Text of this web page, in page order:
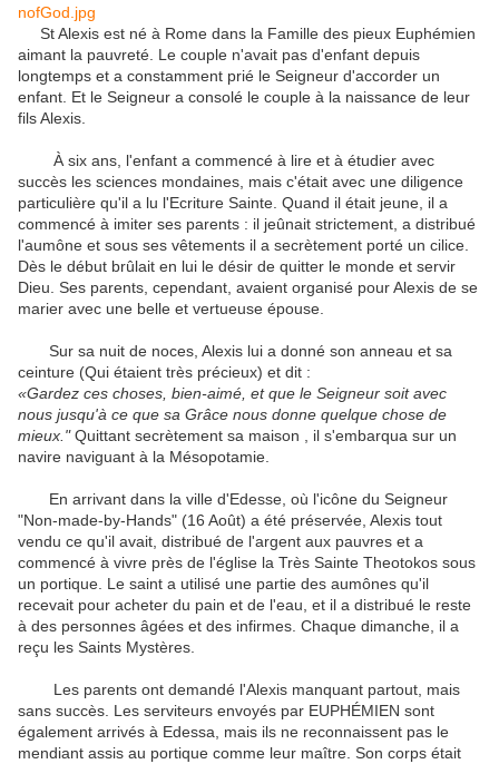
St Alexis est né à Rome dans la Famille des pieux Euphémien
aimant la pauvreté. Le couple n'avait pas d'enfant depuis
longtemps et a constamment prié le Seigneur d'accorder un
enfant. Et le Seigneur a consolé le couple à la naissance de leur
fils Alexis.
À six ans, l'enfant a commencé à lire et à étudier avec
succès les sciences mondaines, mais c'était avec une diligence
particulière qu'il a lu l'Ecriture Sainte. Quand il était jeune, il a
commencé à imiter ses parents : il jeûnait strictement, a distribué
l'aumône et sous ses vêtements il a secrètement porté un cilice.
Dès le début brûlait en lui le désir de quitter le monde et servir
Dieu. Ses parents, cependant, avaient organisé pour Alexis de se
marier avec une belle et vertueuse épouse.
Sur sa nuit de noces, Alexis lui a donné son anneau et sa
ceinture (Qui étaient très précieux) et dit :
«Gardez ces choses, bien-aimé, et que le Seigneur soit avec
nous jusqu'à ce que sa Grâce nous donne quelque chose de
mieux."Quittant secrètement sa maison
, il s'embarqua sur un
navire naviguant à la Mésopotamie.
En arrivant dans la ville d'Edesse, où l'icône du Seigneur
"Non-made-by-Hands" (16 Août) a été préservée, Alexis tout
vendu ce qu'il avait, distribué de l'argent aux pauvres et a
commencé à vivre près de l'église la Très Sainte Theotokos sous
un portique. Le saint a utilisé une partie des aumônes qu'il
recevait pour acheter du pain et de l'eau, et il a distribué le reste
à des personnes âgées et des infirmes. Chaque dimanche, il a
reçu les Saints Mystères.
Les parents ont demandé l'Alexis manquant partout, mais
sans succès. Les serviteurs envoyés par EUPHÉMIEN sont
également arrivés à Edessa, mais ils ne reconnaissent pas le
mendiant assis au portique comme leur maître. Son corps était